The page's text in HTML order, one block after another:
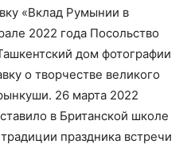
«Вклад Румынии в
2022 года Посольство
дом фотографии
о творчестве великого
26 марта 2022
в Британской школе
праздника встречи